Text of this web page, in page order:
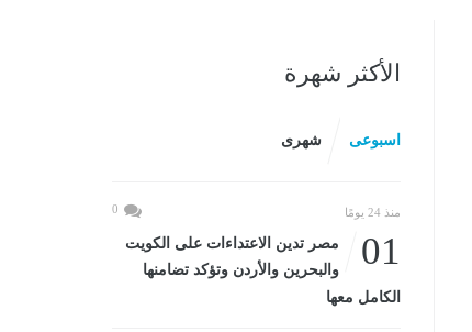
الأكثر شهرة
اسبوعى شهرى
منذ 24 يومًا 0
01
مصر تدين الاعتداءات على الكويت
والبحرين والأردن وتؤكد تضامنها
الكامل معها